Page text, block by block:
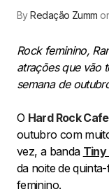
ByRedação Zumm
Rock feminino,
atrações que vão
semana de
O Hard Rock
outubro com
vez, a banda Tiny
da noite de
feminino.